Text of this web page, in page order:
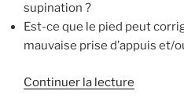
supination ?
Est-ce que le pied peut
mauvaise prise d’appuis et/
Continuer la lecture